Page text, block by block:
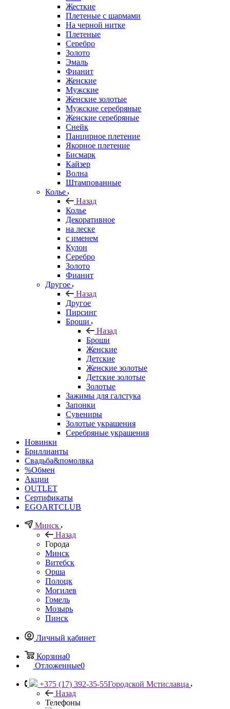
Жесткие
Плетеные с шармами
На черной нитке
Плетеные
Серебро
Золото
Эмаль
Фианит
Женские
Мужские
Женские золотые
Мужские серебряные
Женские серебряные
Снейк
Панцирное плетение
Якорное плетение
Бисмарк
Кайзер
Волна
Штампованные
Колье
Назад
Колье
Декоративное
на леске
с именем
Кулон
Серебро
Золото
Фианит
Другое
Назад
Другое
Пирсинг
Броши
Назад
Броши
Женские
Детские
Женские золотые
Детские золотые
Золотые
Зажимы для галстука
Запонки
Сувениры
Золотые украшения
Серебряные украшения
Новинки
Бриллианты
Свадьба&помолвка
%Обмен
Акции
OUTLET
Сертификаты
EGOARTCLUB
Минск
Назад
Города
Минск
Витебск
Орша
Полоцк
Могилев
Гомель
Мозырь
Пинск
Личный кабинет
Корзина0
Отложенные0
+375 (17) 392-35-55Городской Мстиславца
Назад
Телефоны